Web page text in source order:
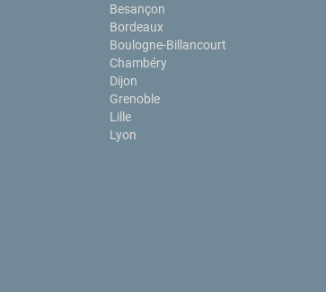
Besançon
Bordeaux
Boulogne-Billancourt
Chambéry
Dijon
Grenoble
Lille
Lyon